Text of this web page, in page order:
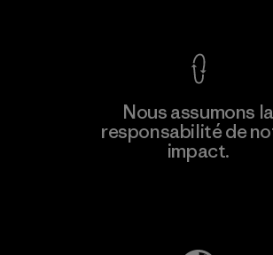
Nous assumons la
responsabilité de
impact.